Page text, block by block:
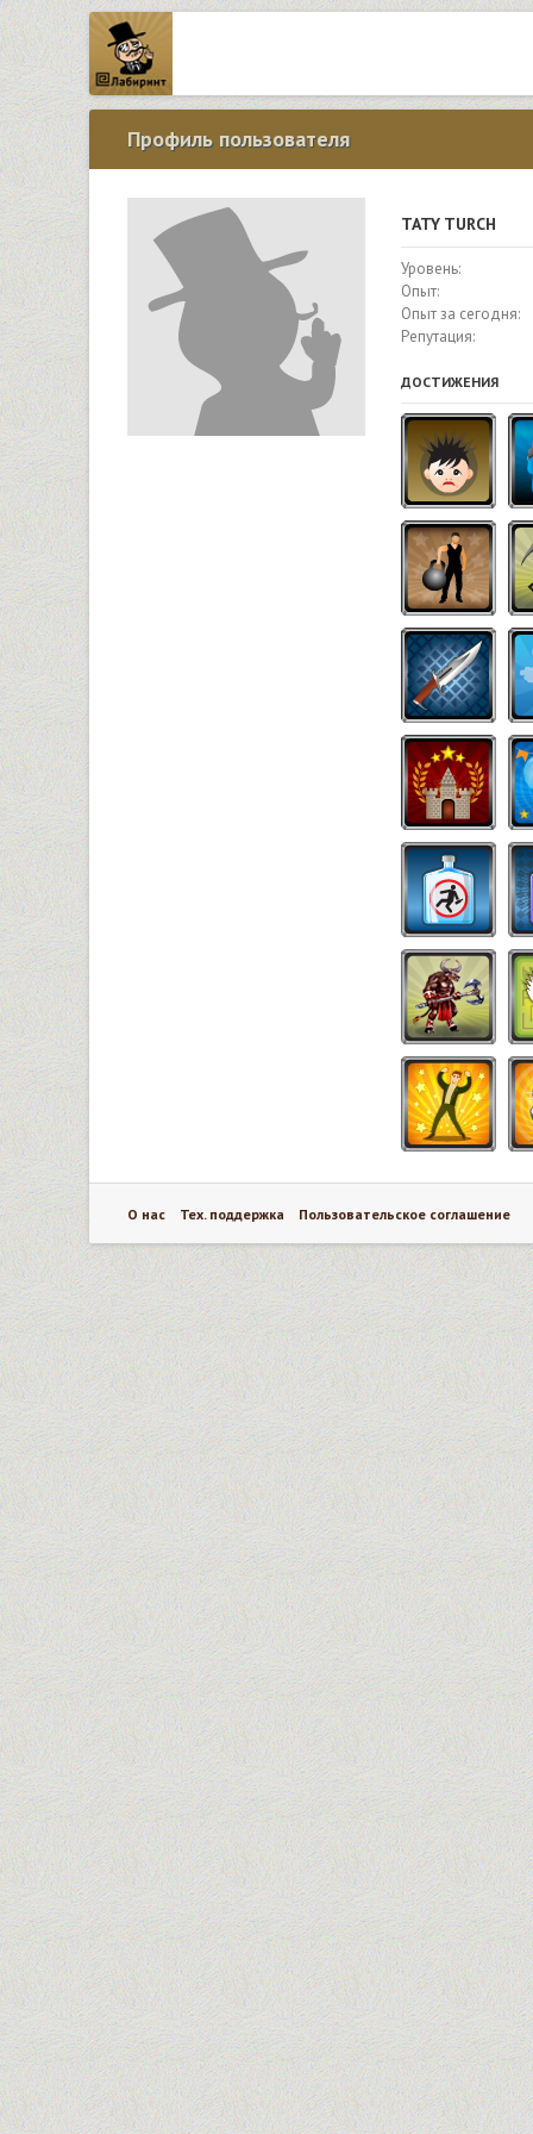
Профиль пользователя
TATY TURCH
Уровень:
Опыт:
Опыт за сегодня:
Репутация:
ДОСТИЖЕНИЯ
О нас Тех. поддержка Пользовательское соглашение